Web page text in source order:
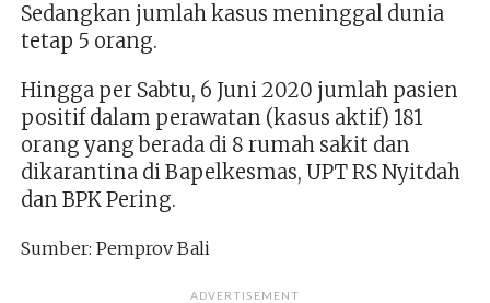
Sedangkan jumlah kasus meninggal dunia
tetap 5 orang.
Hingga per Sabtu, 6 Juni 2020 jumlah pasien
positif dalam perawatan (kasus aktif) 181
orang yang berada di 8 rumah sakit dan
dikarantina di Bapelkesmas, UPT RS Nyitdah
dan BPK Pering.
Sumber: Pemprov Bali
ADVERTISEMENT